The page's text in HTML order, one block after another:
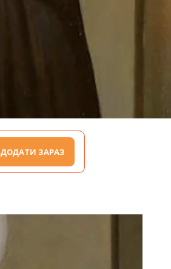
ДОДАТИ ЗАРАЗ